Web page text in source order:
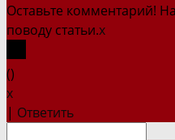
Оставьте комментарий!
поводу статьи.x
()
x
| Ответить